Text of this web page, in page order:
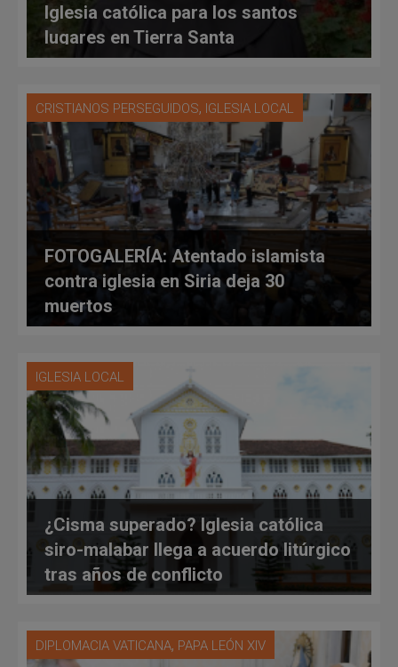
Iglesia católica para los santos
lugares en Tierra Santa
CRISTIANOS PERSEGUIDOS, IGLESIA LOCAL
FOTOGALERÍA: Atentado islamista
contra iglesia en Siria deja 30
muertos
IGLESIA LOCAL
¿Cisma superado? Iglesia católica
siro-malabar llega a acuerdo litúrgico
tras años de conflicto
DIPLOMACIA VATICANA, PAPA LEÓN XIV